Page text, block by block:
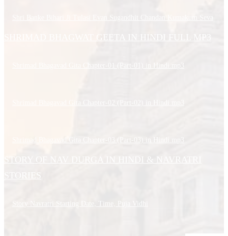
SHRIMAD BHAGWAT GEETA IN HINDI FULL MP3
Shrimad Bhagavad Gita Chapter-01 (Part-01) in Hindi.mp3
Shrimad Bhagavad Gita Chapter-03 (Part-03) in Hindi.mp3
STORY OF NAV DURGA IN HINDI & NAVRATRI
STORIES
Story Navratri Starting Date, Time, Puja Vidhi